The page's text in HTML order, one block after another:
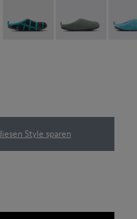
Style sparen